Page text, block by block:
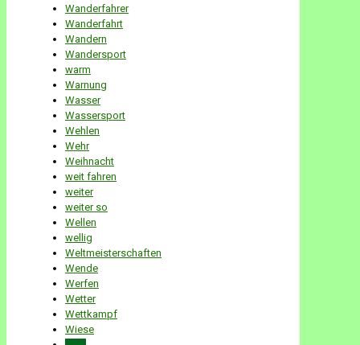
Wanderfahrer
Wanderfahrt
Wandern
Wandersport
warm
Warnung
Wasser
Wassersport
Wehlen
Wehr
Weihnacht
weit fahren
weiter
weiter so
Wellen
wellig
Weltmeisterschaften
Wende
Werfen
Wetter
Wettkampf
Wiese